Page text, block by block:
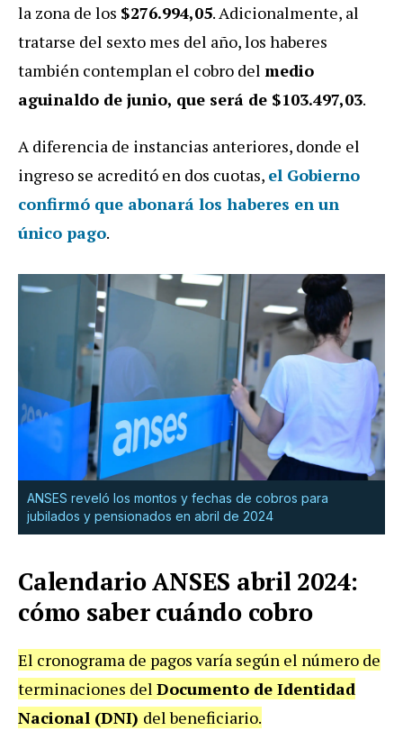
la zona de los $276.994,05. Adicionalmente, al
tratarse del sexto mes del año, los haberes
también contemplan el cobro del medio
aguinaldo de junio, que será de $103.497,03.
A diferencia de instancias anteriores, donde el
ingreso se acreditó en dos cuotas, el Gobierno
confirmó que abonará los haberes en un
único pago.
ANSES reveló los montos y fechas de cobros para
jubilados y pensionados en abril de 2024
Calendario ANSES abril 2024:
cómo saber cuándo cobro
El cronograma de pagos varía según el número de
terminaciones del Documento de Identidad
Nacional (DNI) del beneficiario.